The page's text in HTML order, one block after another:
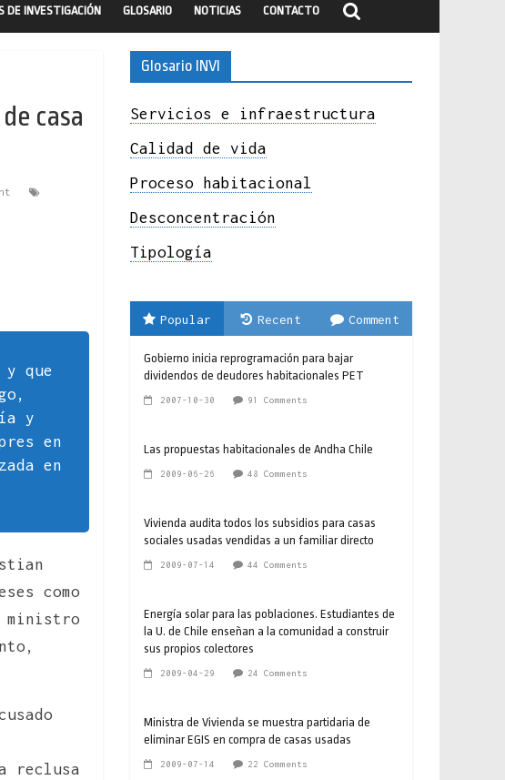
DE INVESTIGACIÓN GLOSARIO NOTICIAS CONTACTO
casa
que
y
en
en
como
ministro
reclusa
Glosario INVI
Servicios e infraestructura
Calidad de vida
Proceso habitacional
Desconcentración
Tipología
Popular Recent Comment
Gobierno inicia reprogramación para bajar
dividendos de deudores habitacionales PET
2007-10-30 91 Comments
Las propuestas habitacionales de Andha Chile
2009-06-26 48 Comments
Vivienda audita todos los subsidios para casas
sociales usadas vendidas a un familiar directo
2009-07-14 44 Comments
Energía solar para las poblaciones. Estudiantes de
la U. de Chile enseñan a la comunidad a construir
sus propios colectores
2009-04-29 24 Comments
Ministra de Vivienda se muestra partidaria de
eliminar EGIS en compra de casas usadas
2009-07-14 22 Comments